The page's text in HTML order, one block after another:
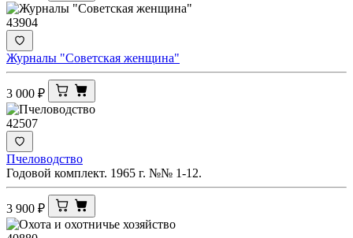
43904
Журналы "Советская женщина"
3 000 ₽
42507
Пчеловодство
Годовой комплект. 1965 г. №№ 1-12.
3 900 ₽